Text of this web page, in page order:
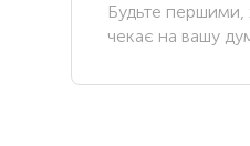
Будьте першими,
чекає на вашу